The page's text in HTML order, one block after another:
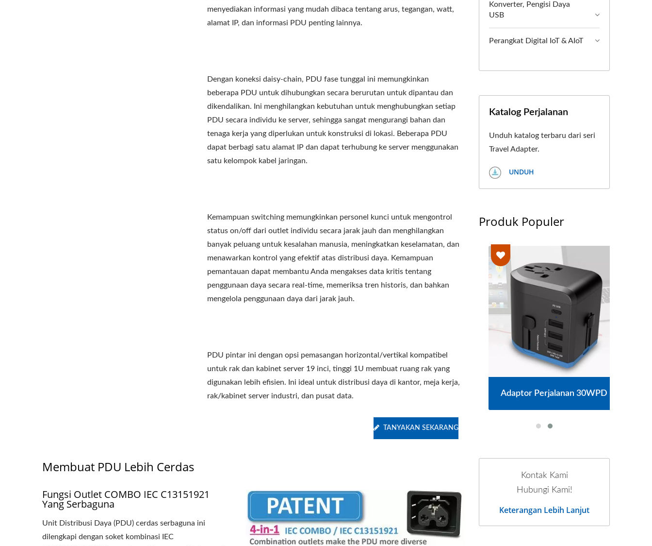
menyediakan informasi yang mudah dibaca tentang arus, tegangan, watt,
alamat IP, dan informasi PDU penting lainnya.
Dengan koneksi daisy-chain, PDU fase tunggal ini memungkinkan
beberapa PDU untuk dihubungkan secara berurutan untuk dipantau dan
dikendalikan. Ini menghilangkan kebutuhan untuk menghubungkan setiap
PDU secara individu ke server, sehingga sangat mengurangi bahan dan
tenaga kerja yang diperlukan untuk konstruksi di lokasi. Beberapa PDU
dapat berbagi satu alamat IP dan dapat terhubung ke server menggunakan
satu kelompok kabel jaringan.
Kemampuan switching memungkinkan personel kunci untuk mengontrol
status on/off dari outlet individu secara jarak jauh dan menghilangkan
banyak peluang untuk kesalahan manusia, meningkatkan keselamatan, dan
menawarkan kontrol yang efektif atas distribusi daya. Kemampuan
pemantauan dapat membantu Anda mengakses data kritis tentang
penggunaan daya secara real-time, memeriksa tren historis, dan bahkan
mengelola penggunaan daya dari jarak jauh.
PDU pintar ini dengan opsi pemasangan horizontal/vertikal kompatibel
untuk rak dan kabinet server 19 inci, tinggi 1U membuat ruang rak yang
digunakan lebih efisien. Ini ideal untuk distribusi daya di kantor, meja kerja,
rak/kabinet server industri, dan pusat data.
TANYAKAN SEKARANG
Membuat PDU Lebih Cerdas
Fungsi Outlet COMBO IEC C13151921
Yang Serbaguna
Unit Distribusi Daya (PDU) cerdas serbaguna ini
dilengkapi dengan soket kombinasi IEC
Konverter, Pengisi Daya
USB
Perangkat Digital IoT & AIoT
Katalog Perjalanan
Unduh katalog terbaru dari seri
Travel Adapter.
UNDUH
Produk Populer
Adaptor Perjalanan 30WPD Adaptor Perjalanan 30WPD
Kontak Kami
Hubungi Kami!
Keterangan Lebih Lanjut